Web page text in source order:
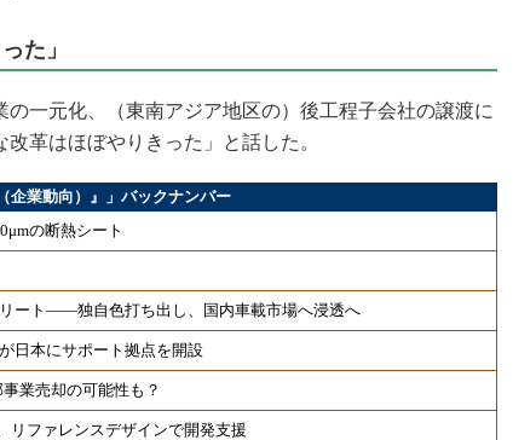
た」
一元化、（東南アジア地区の）後工程子会社の譲渡に
革はほぼやりきった」と話した。
企業動向）』」バックナンバー
の断熱シート
ート――独自色打ち出し、国内車載市場へ浸透へ
日本にサポート拠点を開設
業売却の可能性も？
リファレンスデザインで開発支援